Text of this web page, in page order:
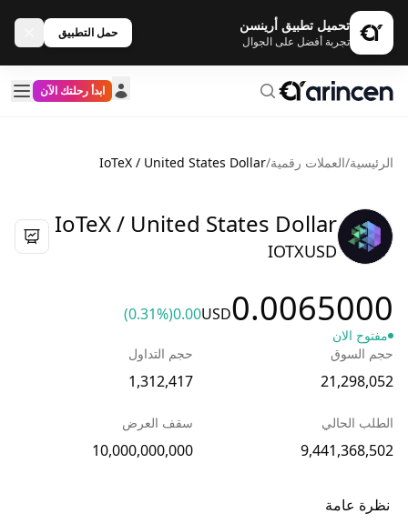
تحميل تطبيق أرينسن
تجربة أفضل على الجوال
حمل التطبيق
ابدأ رحلتك الآن
الرئيسية/العملات رقمية/
IoTeX / United States Dollar
IoTeX / United States Dollar
IOTXUSD
0.0065000
USD
0.00
(0.31%)
مفتوح الان
حجم السوق
21,298,052
حجم التداول
1,312,417
الطلب الحالي
9,441,368,502
سقف العرض
10,000,000,000
نظرة عامة